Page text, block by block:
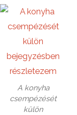
A konyha
csempézését
külön